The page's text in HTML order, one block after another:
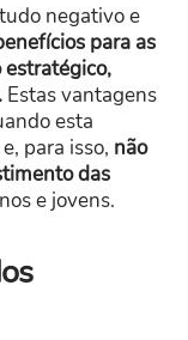
negativo e
para as
Estas vantagens
esta
e, para isso, não
das
e jovens.